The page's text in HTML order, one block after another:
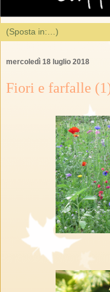
mercoledì 18 luglio 2018
Fiori e farfalle